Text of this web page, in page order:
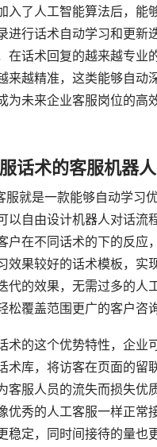
入了人工智能算法后，能
进行话术自动学习和更新
在话术回复的越来越专业
来越精准，这类能够自动
为未来企业客服岗位的高
话术的客服机器
服就是一款能够自动学习
以自由设计机器人对话流
户在不同话术的下的反应
效果较好的话术模板，实
代的效果，无需过多的人
松覆盖范围更广的客户咨询
术的这个优势特性，企业
术库，将访客在页面的留
客服人员的流失而损失优
优秀的人工客服一样正常
稳定，同时间接待的量也